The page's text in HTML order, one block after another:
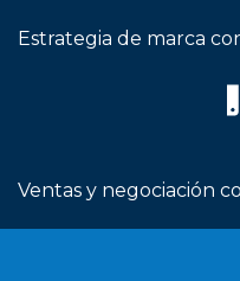
Estrategia de marca
Ventas y negociación